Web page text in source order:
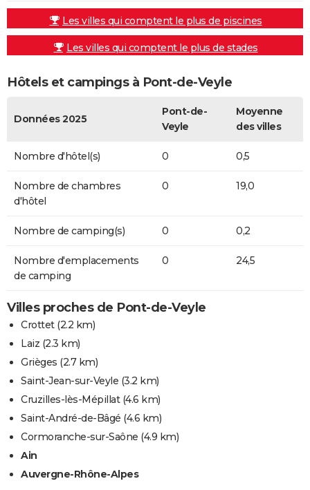
Les villes qui comptent le plus de piscines
Les villes qui comptent le plus de stades
Hôtels et campings à Pont-de-Veyle
Données 2025
Pont-de-
Veyle
Moyenne
des villes
Nombre d'hôtel(s) 0 0,5
Nombre de chambres
d'hôtel
0 19,0
Nombre de camping(s) 0 0,2
Nombre d'emplacements
de camping
0 24,5
Villes proches de Pont-de-Veyle
Crottet(2.2 km)
Laiz (2.3 km)
Grièges (2.7 km)
Saint-Jean-sur-Veyle (3.2 km)
Cruzilles-lès-Mépillat(4.6 km)
Saint-André-de-Bâgé (4.6 km)
Cormoranche-sur-Saône (4.9 km)
Ain
Auvergne-Rhône-Alpes